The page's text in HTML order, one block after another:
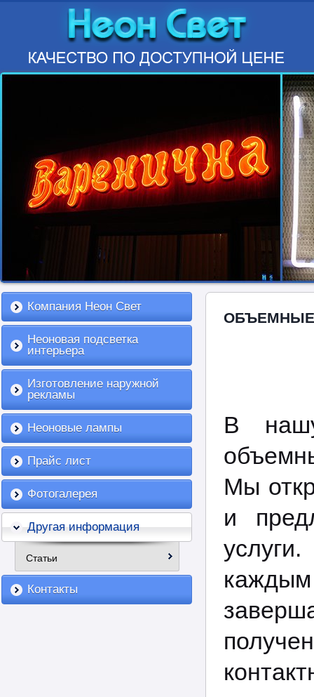
Компания Неон Свет
Неоновая подсветка
интерьера
Изготовление наружной
рекламы
Неоновые лампы
Прайс лист
Фотогалерея
Другая информация
Статьи
Контакты
В
Мы
и